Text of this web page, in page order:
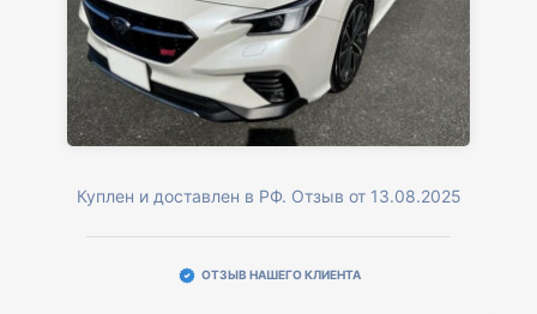
Куплен и доставлен в РФ. Отзыв от 13.08.2025
ОТЗЫВ НАШЕГО КЛИЕНТА